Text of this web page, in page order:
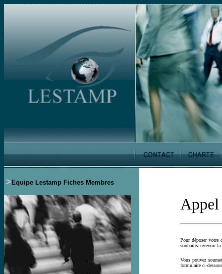
> Equipe Lestamp Fiches Membres
Pour déposer votre
souhaitez recevoir
Vous pouvez
formulaire ci-